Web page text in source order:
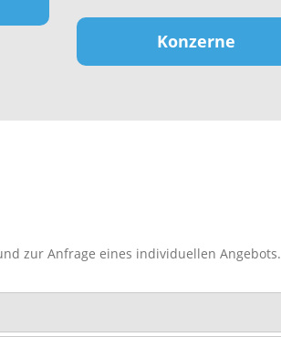
Konzerne
zur Anfrage eines individuellen Angebots.